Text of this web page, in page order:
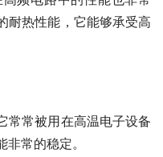
耐热性能，它能够承受高
常常被用在高温电子设备
常的稳定。